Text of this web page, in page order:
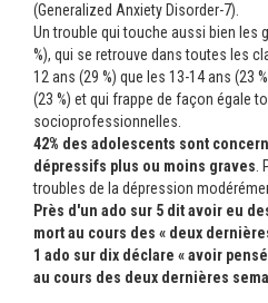
(Generalized Anxiety Disorder-7).
Un trouble qui touche aussi bien les
%), qui se retrouve dans toutes les
12 ans (29 %) que les 13-14 ans (23
(23 %) et qui frappe de façon égale
socioprofessionnelles.
42% des adolescents sont
dépressifs plus ou moins graves
troubles de la dépression
Près d'un ado sur 5 dit avoir eu
mort au cours des « deux
1 ado sur dix déclare « avoir
au cours des deux dernières